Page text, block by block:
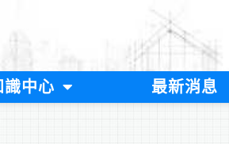
識中心 最新消息